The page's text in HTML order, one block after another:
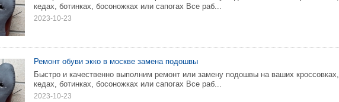
кедах, ботинках, босоножках или сапогах Все раб...
2023-10-23
Ремонт обуви экко в москве замена подошвы
Быстро и качественно выполним ремонт или замену подошвы на ваших кроссовках,
кедах, ботинках, босоножках или сапогах Все раб...
2023-10-23